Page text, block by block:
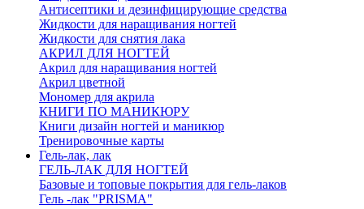
Антисептики и дезинфицирующие средства
Жидкости для наращивания ногтей
Жидкости для снятия лака
АКРИЛ ДЛЯ НОГТЕЙ
Акрил для наращивания ногтей
Акрил цветной
Мономер для акрила
КНИГИ ПО МАНИКЮРУ
Книги дизайн ногтей и маникюр
Тренировочные карты
Гель-лак, лак
ГЕЛЬ-ЛАК ДЛЯ НОГТЕЙ
Базовые и топовые покрытия для гель-лаков
Гель -лак "PRISMA"